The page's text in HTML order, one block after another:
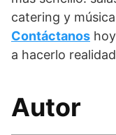
catering y
Contáctanos
a hacerlo
Autor